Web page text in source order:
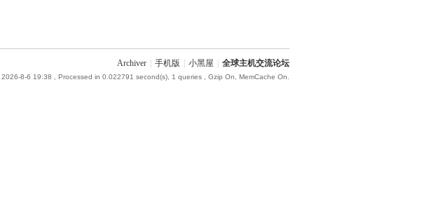
Archiver 手机版 小黑屋 全球主机交流论坛
2026-8-6 19:38 , Processed in 0.022791 second(s), 1 queries , Gzip On, MemCache On.